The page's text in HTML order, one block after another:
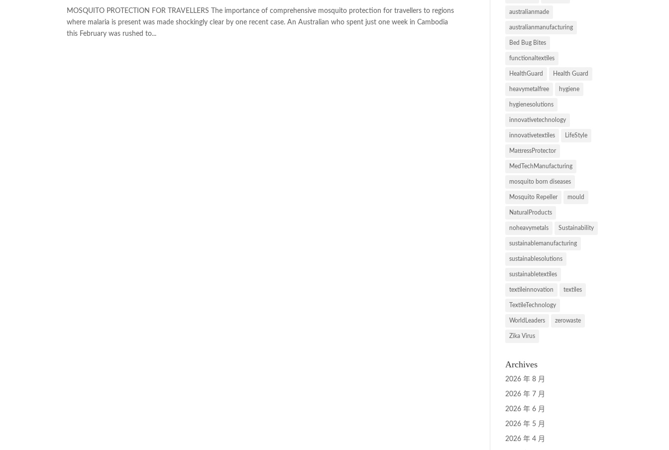
MOSQUITO PROTECTION FOR TRAVELLERS The importance of comprehensive mosquito protection for travellers to regions
where malaria is present was made shockingly clear by one recent case. An Australian who spent just one week in Cambodia
this February was rushed to...
australianmade
australianmanufacturing
Bed Bug Bites
functionaltextiles
HealthGuard Health Guard
heavymetalfree hygiene
hygienesolutions
innovativetechnology
innovativetextiles LifeStyle
MattressProtector
MedTechManufacturing
mosquito born diseases
Mosquito Repeller mould
NaturalProducts
noheavymetals Sustainability
sustainablemanufacturing
sustainablesolutions
sustainabletextiles
textileinnovation textiles
TextileTechnology
WorldLeaders zerowaste
Zika Virus
Archives
2026 年 8 月
2026 年 7 月
2026 年 6 月
2026 年 5 月
2026 年 4 月